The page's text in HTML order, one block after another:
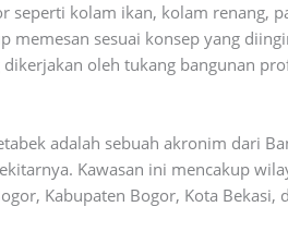
seperti kolam ikan, kolam renang,
memesan sesuai konsep yang
oleh tukang bangunan
adalah sebuah akronim dari
Kawasan ini mencakup
Kabupaten Bogor, Kota Bekasi,